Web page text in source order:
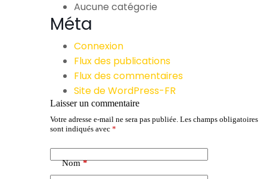
Aucune catégorie
Méta
Connexion
Flux des publications
Flux des commentaires
Site de WordPress-FR
Laisser un commentaire
Votre adresse e-mail ne sera pas publiée. Les champs obligatoires
sont indiqués avec *
Nom*
A
l
r
n